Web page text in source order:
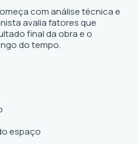
com análise técnica e
avalia fatores que
final da obra e o
do tempo.
espaço